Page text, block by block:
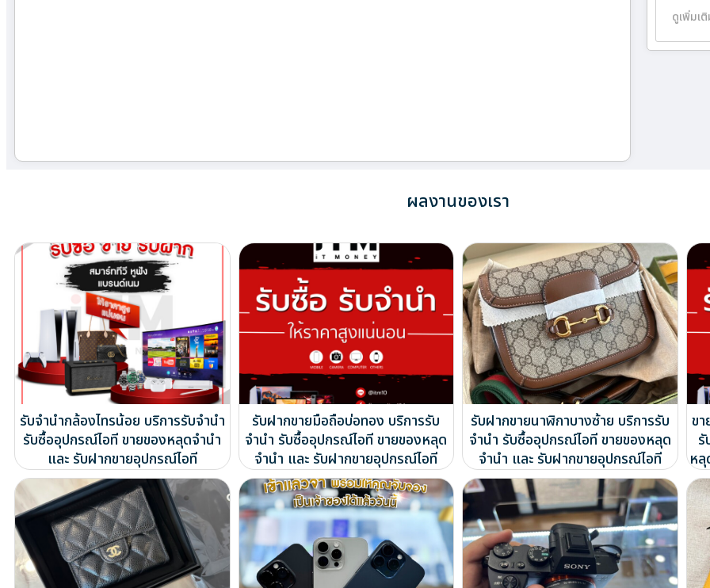
ดูเพิ่มเ
ผลงานของเรา
รับจำนำกล้องไทรน้อย บริการรับจำนำ
รับซื้ออุปกรณ์ไอที ขายของหลุดจำนำ
และ รับฝากขายอุปกรณ์ไอที
รับฝากขายมือถือบ่อทอง บริการรับ
จำนำ รับซื้ออุปกรณ์ไอที ขายของหลุด
จำนำ และ รับฝากขายอุปกรณ์ไอที
รับฝากขายนาฬิกาบางซ้าย บริการรับ
จำนำ รับซื้ออุปกรณ์ไอที ขายของหลุด
จำนำ และ รับฝากขายอุปกรณ์ไอที
ข
หลุ